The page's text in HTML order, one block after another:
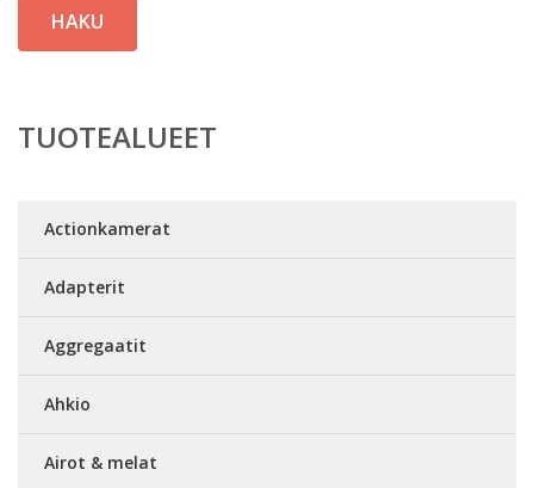
HAKU
TUOTEALUEET
Actionkamerat
Adapterit
Aggregaatit
Ahkio
Airot & melat